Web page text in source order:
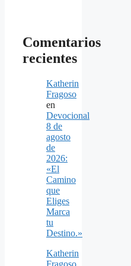
Comentarios
recientes
Katherin
Fragoso
en
Devocional
8 de
agosto
de
2026:
«El
Camino
que
Eliges
Marca
tu
Destino.»
Katherin